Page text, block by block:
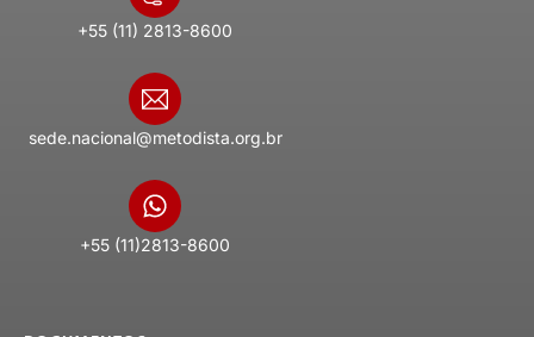
+55 (11) 2813-8600
sede.nacional@metodista.org.br
+55 (11)2813-8600